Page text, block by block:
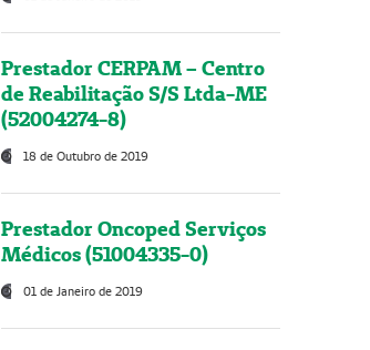
Prestador CERPAM – Centro
de Reabilitação S/S Ltda-ME
(52004274-8)
18 de Outubro de 2019
Prestador Oncoped Serviços
Médicos (51004335-0)
01 de Janeiro de 2019